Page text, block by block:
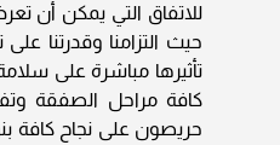
للاتفاق التي يمكن أن
حيث التزامنا وقدرتنا
تأثيرها مباشرة على
كافة مراحل الصفقة
حريصون على نجاح كافة